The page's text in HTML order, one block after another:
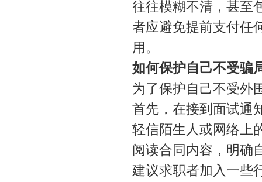
往往模糊不清，甚至
者应避免提前支付任
用。
如何保护自己不受骗
为了保护自己不受外
首先，在接到面试通
轻信陌生人或网络上
阅读合同内容，明确
建议求职者加入一些